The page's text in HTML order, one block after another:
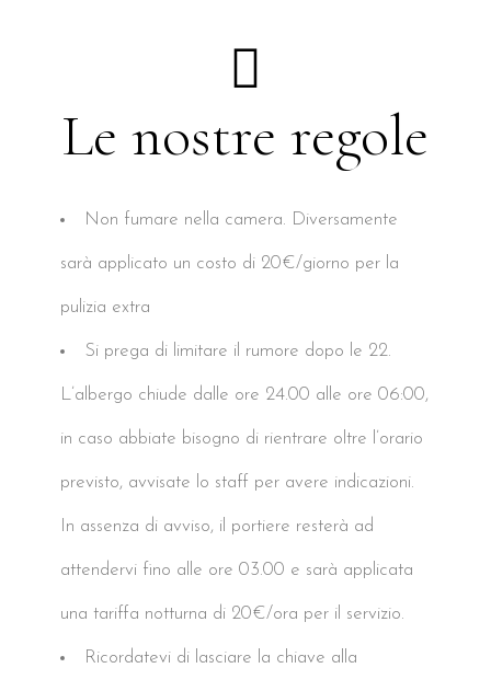
Le nostre regole
Non fumare nella camera. Diversamente
sarà applicato un costo di 20€/giorno per la
pulizia extra
Si prega di limitare il rumore dopo le 22.
L’albergo chiude dalle ore 24.00 alle ore 06:00,
in caso abbiate bisogno di rientrare oltre l’orario
previsto, avvisate lo staff per avere indicazioni.
In assenza di avviso, il portiere resterà ad
attendervi fino alle ore 03.00 e sarà applicata
una tariffa notturna di 20€/ora per il servizio.
Ricordatevi di lasciare la chiave alla